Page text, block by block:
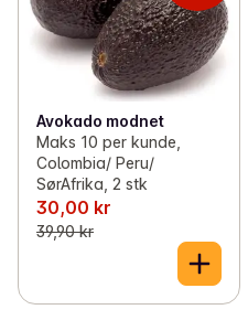
Avokado modnet
Maks 10 per kunde,
Colombia/ Peru/
SørAfrika, 2 stk
30,00 kr
39,90 kr